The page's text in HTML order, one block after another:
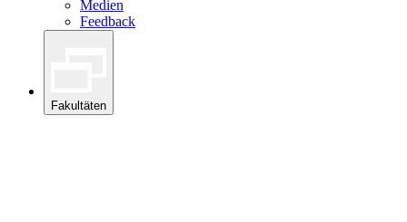
Medien
Feedback
Fakultäten